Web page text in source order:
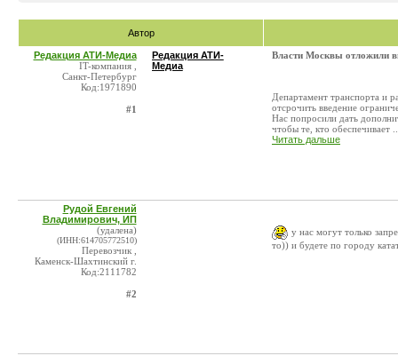
Автор
Редакция АТИ-Медиа
IT-компания ,
Санкт-Петербург
Код:1971890
#1
Редакция АТИ-
Медиа
Власти Москвы отложили
Департамент транспорта и
отсрочить введение
Нас попросили дать
чтобы те, кто обеспечивает
Читать дальше
Рудой Евгений
Владимирович, ИП
(удалена)
(ИНН:614705772510)
Перевозчик ,
Каменск-Шахтинский г.
Код:2111782
#2
у нас могут только
то)) и будете по городу